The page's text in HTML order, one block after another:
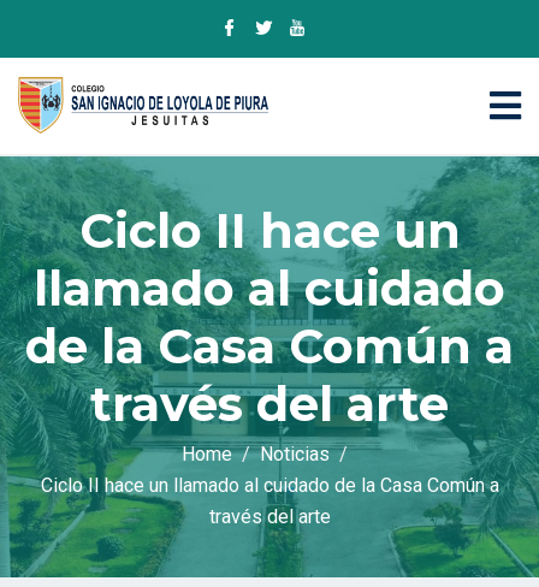
Ciclo II hace un
llamado al cuidado
de la Casa Común a
través del arte
Home
Noticias
Ciclo II hace un llamado al cuidado de la Casa Común a
través del arte